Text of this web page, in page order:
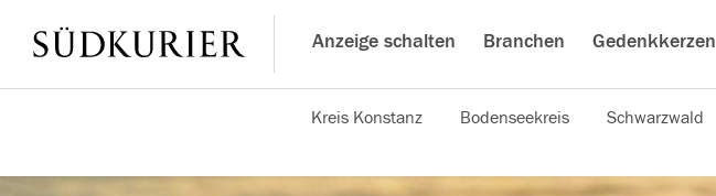
Anzeige schalten Branchen Gedenkkerzen
Kreis Konstanz Bodenseekreis Schwarzwald